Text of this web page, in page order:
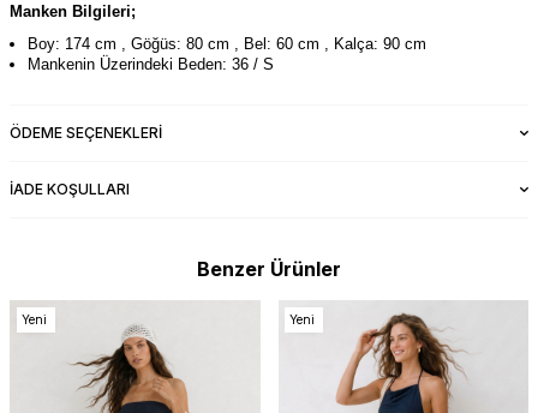
Manken Bilgileri;
Boy: 174 cm , Göğüs: 80 cm , Bel: 60 cm , Kalça: 90 cm
Mankenin Üzerindeki Beden: 36 / S
ÖDEME SEÇENEKLERI
İADE KOŞULLARI
Benzer Ürünler
Yeni Yeni